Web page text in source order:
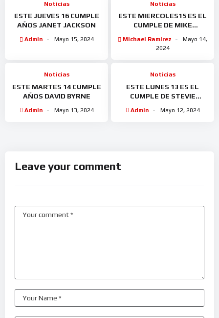
Noticias
ESTE JUEVES 16 CUMPLE
AÑOS JANET JACKSON
Admin Mayo 15, 2024
Noticias
ESTE MIERCOLES15 ES EL
CUMPLE DE MIKE
Michael Ramirez
Mayo 14,
2024
Noticias
ESTE MARTES 14 CUMPLE
AÑOS DAVID BYRNE
Admin Mayo 13, 2024
Noticias
ESTE LUNES 13 ES EL
CUMPLE DE STEVIE
Admin Mayo 12, 2024
Leave your comment